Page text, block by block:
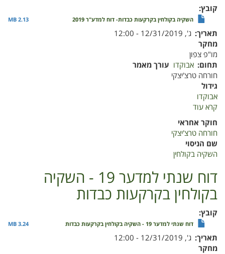
קובץ
השקיה בקולחין בקרקעות כבדות- דוח למדע"ר 2019 2.13 MB
תאריך ג', 12/31/2019 - 12:00
מחקר
מו"פ צפון
תחום אבוקדו עורך מאמר
חורחה טרצ'יצקי
גידול
אבוקדו
קרא עוד
בקולחין
בקרקעות
כבדות-
דוח
2019
חוקר אחראי
חורחה טרצ'יצקי
שם הניסוי
השקיה בקולחין
דוח שנתי למדער 19 - השקיה
בקולחין בקרקעות כבדות
קובץ
דוח שנתי למדער 19 - השקיה בקולחין בקרקעות כבדות 3.24 MB
תאריך ג', 12/31/2019 - 12:00
מחקר